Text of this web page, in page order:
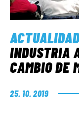
INDUSTRIA
CAMBIO DE
25. 10. 2019